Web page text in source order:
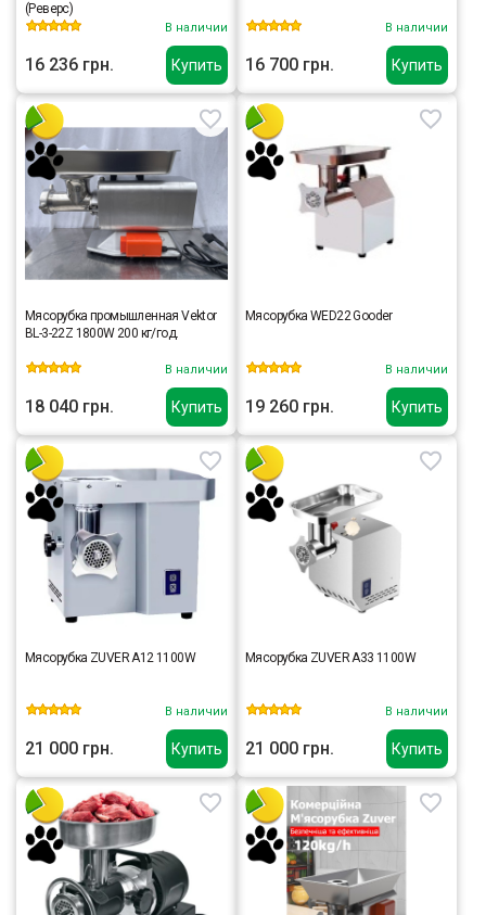
Купить
(Реверс)
В наличии
16 236 грн. Купить
В наличии
16 700 грн.
Купить
Мясорубка промышленная Vektor
BL-3-22Z 1800W 200 кг/год.
В наличии
18 040 грн. Купить
Мясорубка WED22 Gooder
В наличии
19 260 грн.
Купить
Мясорубка ZUVER A12 1100W
В наличии
21 000 грн. Купить
Мясорубка ZUVER A33 1100W
В наличии
21 000 грн.